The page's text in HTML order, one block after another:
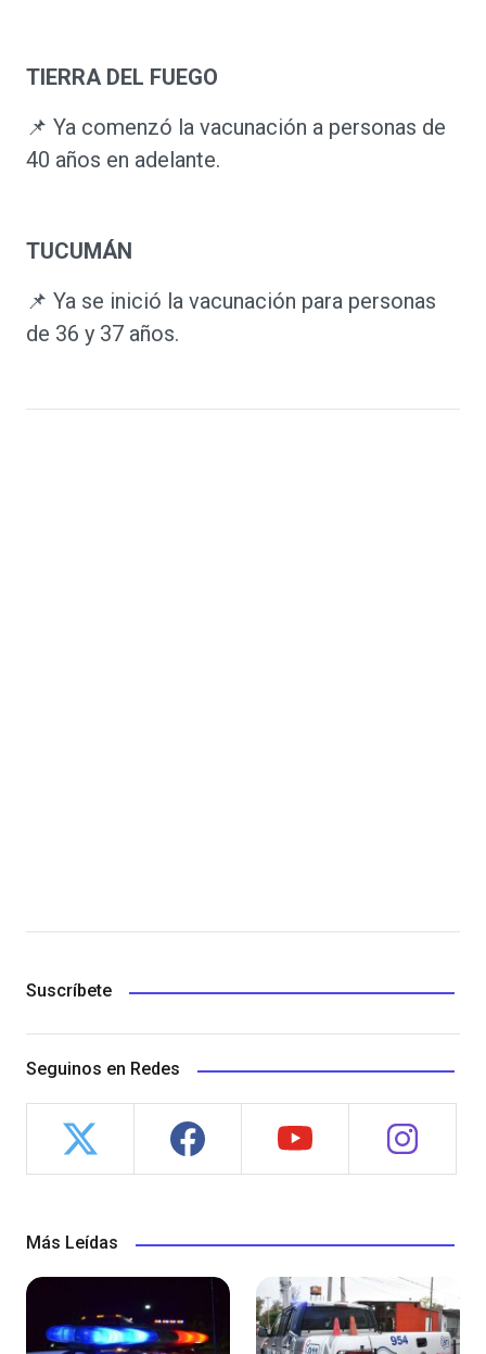
TIERRA DEL FUEGO
📌 Ya comenzó la vacunación a personas de
40 años en adelante.
TUCUMÁN
📌 Ya se inició la vacunación para personas
de 36 y 37 años.
Suscríbete
Seguinos en Redes
Más Leídas